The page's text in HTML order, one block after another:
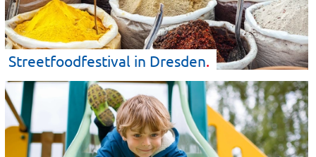
Streetfoodfestival in Dresden